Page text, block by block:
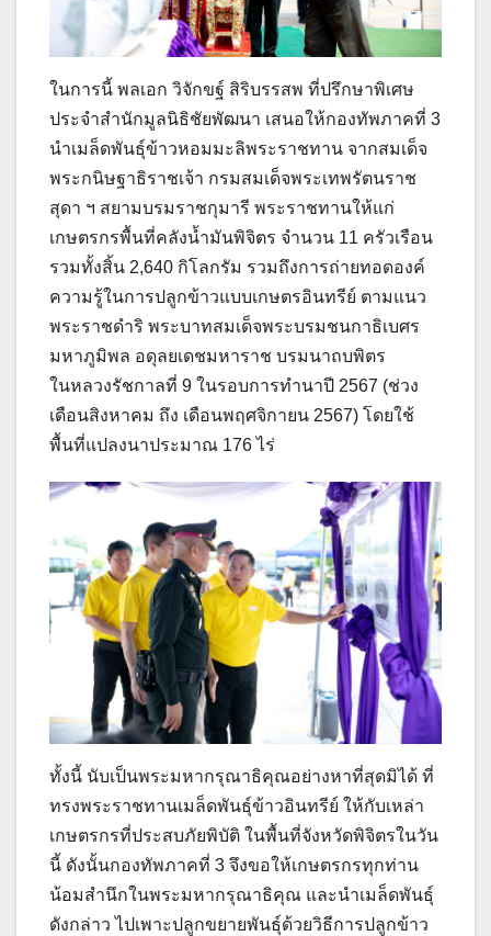
ในการนี้ พลเอก วิจักขฐ์ สิริบรรสพ ที่ปรึกษาพิเศษ
ประจำสำนักมูลนิธิชัยพัฒนา เสนอให้กองทัพภาคที่ 3
นำเมล็ดพันธุ์ข้าวหอมมะลิพระราชทาน จากสมเด็จ
พระกนิษฐาธิราชเจ้า กรมสมเด็จพระเทพรัตนราช
สุดา ฯ สยามบรมราชกุมารี พระราชทานให้แก่
เกษตรกรพื้นที่คลังน้ำมันพิจิตร จำนวน 11 ครัวเรือน
รวมทั้งสิ้น 2,640 กิโลกรัม รวมถึงการถ่ายทอดองค์
ความรู้ในการปลูกข้าวแบบเกษตรอินทรีย์ ตามแนว
พระราชดำริ พระบาทสมเด็จพระบรมชนกาธิเบศร
มหาภูมิพล อดุลยเดชมหาราช บรมนาถบพิตร
ในหลวงรัชกาลที่ 9 ในรอบการทำนาปี 2567 (ช่วง
เดือนสิงหาคม ถึง เดือนพฤศจิกายน 2567) โดยใช้
พื้นที่แปลงนาประมาณ 176 ไร่
ทั้งนี้ นับเป็นพระมหากรุณาธิคุณอย่างหาที่สุดมิได้ ที่
ทรงพระราชทานเมล็ดพันธุ์ข้าวอินทรีย์ ให้กับเหล่า
เกษตรกรที่ประสบภัยพิบัติ ในพื้นที่จังหวัดพิจิตรในวัน
นี้ ดังนั้นกองทัพภาคที่ 3 จึงขอให้เกษตรกรทุกท่าน
น้อมสำนึกในพระมหากรุณาธิคุณ และนำเมล็ดพันธุ์
ดังกล่าว ไปเพาะปลูกขยายพันธุ์ด้วยวิธีการปลูกข้าว